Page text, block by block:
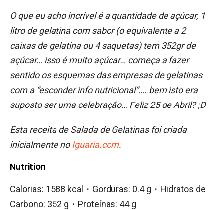
O que eu acho incrível é a quantidade de açúcar, 1
litro de gelatina com sabor (o equivalente a 2
caixas de gelatina ou 4 saquetas) tem 352gr de
açúcar… isso é muito açúcar… começa a fazer
sentido os esquemas das empresas de gelatinas
com a “esconder info nutricional”…. bem isto era
suposto ser uma celebração… Feliz 25 de Abril? ;D
Esta receita de Salada de Gelatinas foi criada
inicialmente noIguaria.com.
Nutrition
Calorias: 1588 kcal・Gorduras: 0.4 g・Hidratos de
Carbono: 352 g・Proteínas: 44 g